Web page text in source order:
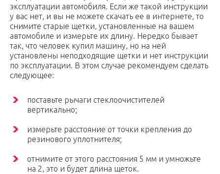
эксплуатации автомобиля. Если же такой инструкции
у вас нет, и вы не можете скачать ее в интернете, то
снимите старые щетки, установленные на вашем
автомобиле и измерьте их длину. Нередко бывает
так, что человек купил машину, но на ней
установлены неподходящие щетки и нет инструкции
по эксплуатации. В этом случае рекомендуем сделать
следующее:
поставьте рычаги стеклоочистителей
вертикально;
измерьте расстояние от точки крепления до
резинового уплотнителя;
отнимите от этого расстояния 5 мм и умножьте
на 2, это и будет длина щеток.